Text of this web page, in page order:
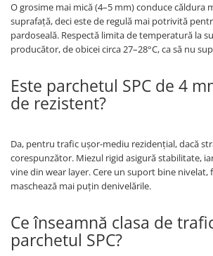
O grosime mai mică (4–5 mm) conduce căldura
suprafață, deci este de regulă mai potrivită
pardoseală. Respectă limita de temperatură la
producător, de obicei circa 27–28°C, ca să nu
Este parchetul SPC de 4
de rezistent?
Da, pentru trafic ușor-mediu rezidențial, dacă
corespunzător. Miezul rigid asigură stabilitate,
vine din wear layer. Cere un suport bine nivelat,
maschează mai puțin denivelările.
Ce înseamnă clasa de
parchetul SPC?